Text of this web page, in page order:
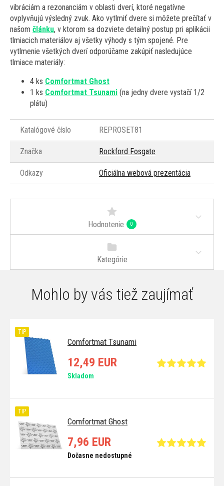
vibráciám a rezonanciám v oblasti dverí, ktoré negatívne
ovplyvňujú výsledný zvuk. Ako vytlmiť dvere si môžete prečítať v
našom článku, v ktorom sa dozviete detailný postup pri aplikácii
tlmiacich materiálov aj všetky výhody s tým spojené. Pre
vytlmenie všetkých dverí odporúčame zakúpiť nasledujúce
tlmiace materiály:
4 ks Comfortmat Ghost
1 ks Comfortmat Tsunami (na jedny dvere vystačí 1/2
plátu)
Katalógové číslo REPROSET81
Značka Rockford Fosgate
Odkazy Oficiálna webová prezentácia
Hodnotenie 0
Kategórie
Mohlo by vás tiež zaujímať
Comfortmat Tsunami
TIP
12,49 EUR
Skladom
Comfortmat Ghost
TIP
7,96 EUR
Dočasne nedostupné